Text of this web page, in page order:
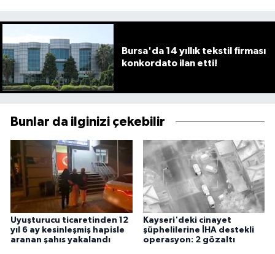
Bursa'da 14 yıllık tekstil firması
konkordato ilan etti!
Bunlar da ilginizi çekebilir
Uyuşturucu ticaretinden 12
yıl 6 ay kesinleşmiş hapisle
aranan şahıs yakalandı
Kayseri'deki cinayet
şüphelilerine İHA destekli
operasyon: 2 gözaltı